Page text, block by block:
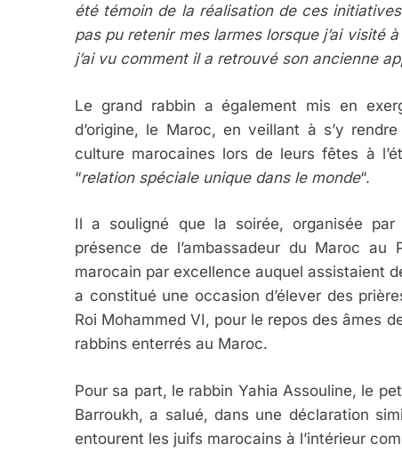
été témoin de la réalisation de ces
pas pu retenir mes larmes lorsque j’ai visité
j’ai vu comment il a retrouvé son ancienne
Le grand rabbin a également mis en
d’origine, le Maroc, en veillant à s’y
culture marocaines lors de leurs fêtes à
“relation spéciale unique dans le monde“.
Il a souligné que la soirée, organisée par
présence de l’ambassadeur du Maroc
marocain par excellence auquel assistaient
a constitué une occasion d’élever des
Roi Mohammed VI, pour le repos des âmes
rabbins enterrés au Maroc.
Pour sa part, le rabbin Yahia Assouline, le
Barroukh, a salué, dans une déclaration
entourent les juifs marocains à l’intérieur
2025, L’année La Plus